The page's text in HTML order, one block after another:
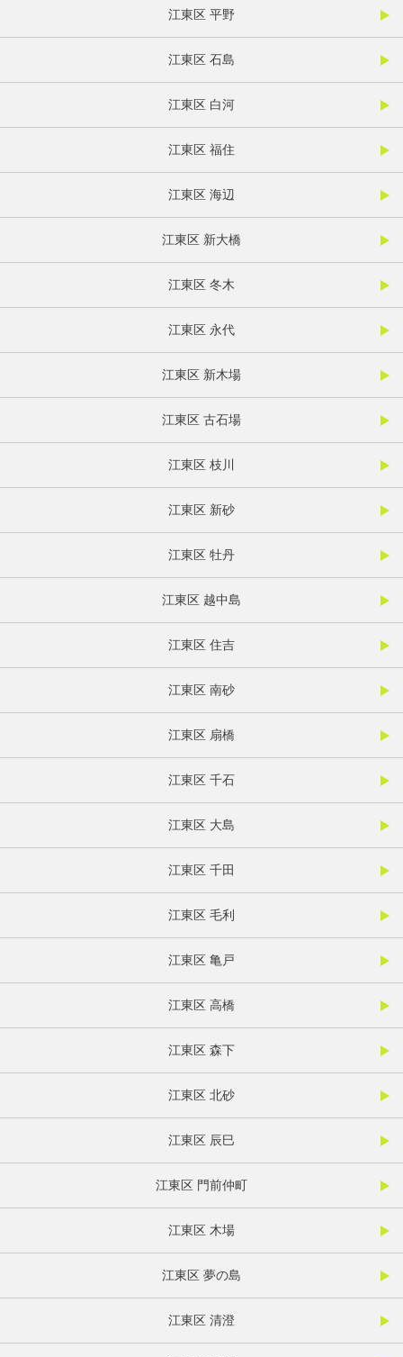
江東区 平野
江東区 石島
江東区 白河
江東区 福住
江東区 海辺
江東区 新大橋
江東区 冬木
江東区 永代
江東区 新木場
江東区 古石場
江東区 枝川
江東区 新砂
江東区 牡丹
江東区 越中島
江東区 住吉
江東区 南砂
江東区 扇橋
江東区 千石
江東区 大島
江東区 千田
江東区 毛利
江東区 亀戸
江東区 高橋
江東区 森下
江東区 北砂
江東区 辰巳
江東区 門前仲町
江東区 木場
江東区 夢の島
江東区 清澄